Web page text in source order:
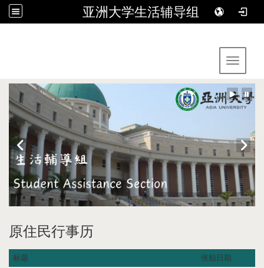
亚洲大学生活辅导组
Toggle
原住民行事历
标题 张贴日期